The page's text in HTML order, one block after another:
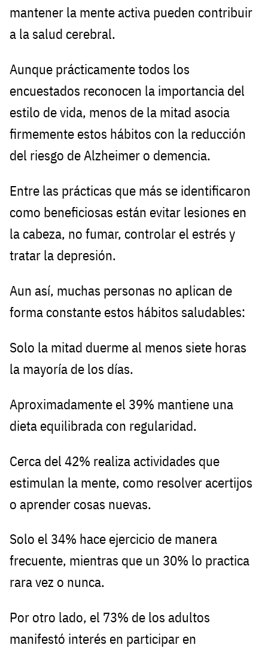
mantener la mente activa pueden contribuir
a la salud cerebral.
Aunque prácticamente todos los
encuestados reconocen la importancia del
estilo de vida, menos de la mitad asocia
firmemente estos hábitos con la reducción
del riesgo de Alzheimer o demencia.
Entre las prácticas que más se identificaron
como beneficiosas están evitar lesiones en
la cabeza, no fumar, controlar el estrés y
tratar la depresión.
Aun así, muchas personas no aplican de
forma constante estos hábitos saludables:
Solo la mitad duerme al menos siete horas
la mayoría de los días.
Aproximadamente el 39% mantiene una
dieta equilibrada con regularidad.
Cerca del 42% realiza actividades que
estimulan la mente, como resolver acertijos
o aprender cosas nuevas.
Solo el 34% hace ejercicio de manera
frecuente, mientras que un 30% lo practica
rara vez o nunca.
Por otro lado, el 73% de los adultos
manifestó interés en participar en